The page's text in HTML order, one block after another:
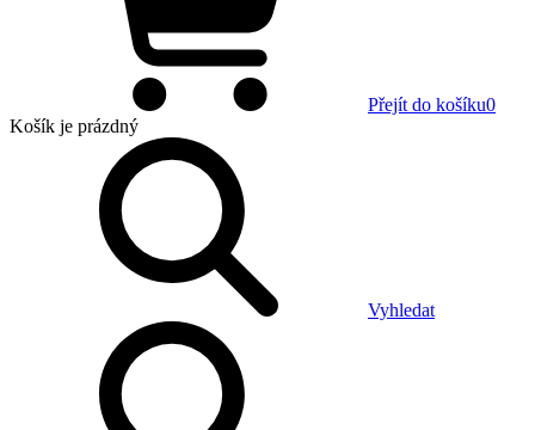
Přejít do košíku0
Košík je prázdný
Vyhledat